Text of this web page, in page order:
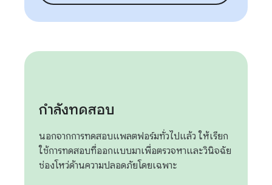
กำลังทดสอบ
นอกจากการทดสอบแพลตฟอร์มทั่วไปแล้ว ให้เรียก
ใช้การทดสอบที่ออกแบบมาเพื่อตรวจหาและวินิจฉัย
ช่องโหว่ด้านความปลอดภัยโดยเฉพาะ